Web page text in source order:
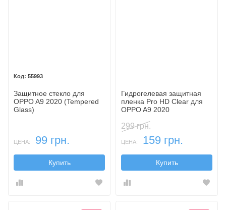
55993
Защитное стекло для
OPPO A9 2020 (Tempered
Glass)
ЦЕНА: 99 грн.
Купить
Гидрогелевая защитная
пленка Pro HD Clear для
OPPO A9 2020
299 грн.
ЦЕНА: 159 грн.
Купить